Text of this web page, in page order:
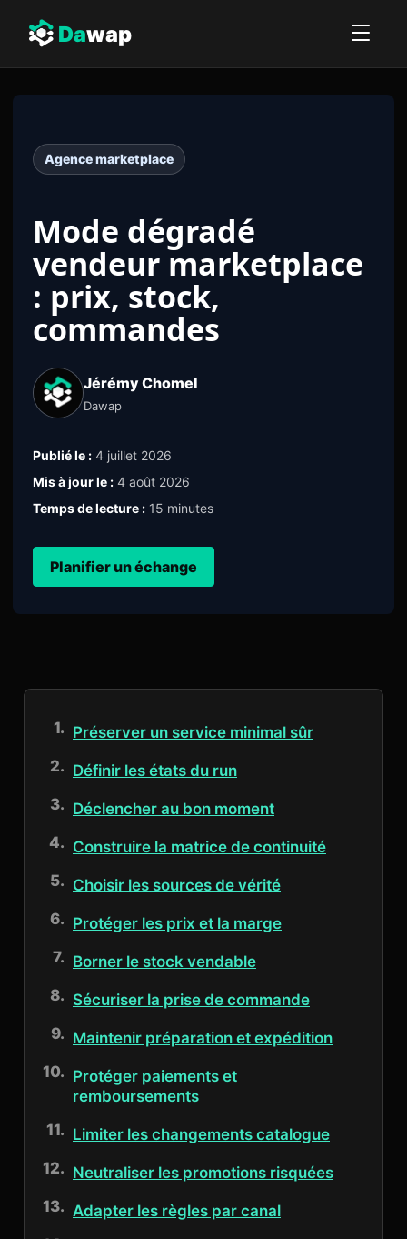
Dawap
Agence marketplace
Mode dégradé
vendeur marketplace
: prix, stock,
commandes
Jérémy Chomel
Dawap
Publié le : 4 juillet 2026
Mis à jour le : 4 août 2026
Temps de lecture : 15 minutes
Planifier un échange
Préserver un service minimal sûr
Définir les états du run
Déclencher au bon moment
Construire la matrice de continuité
Choisir les sources de vérité
Protéger les prix et la marge
Borner le stock vendable
Sécuriser la prise de commande
Maintenir préparation et expédition
Protéger paiements et
remboursements
Limiter les changements catalogue
Neutraliser les promotions risquées
Adapter les règles par canal